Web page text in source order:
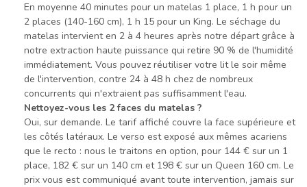
En moyenne 40 minutes pour un matelas 1 place, 1 h pour un
2 places (140-160 cm), 1 h 15 pour un King. Le séchage du
matelas intervient en 2 à 4 heures après notre départ grâce à
notre extraction haute puissance qui retire 90 % de l'humidité
immédiatement. Vous pouvez réutiliser votre lit le soir même
de l'intervention, contre 24 à 48 h chez de nombreux
concurrents qui n'extraient pas suffisamment l'eau.
Nettoyez-vous les 2 faces du matelas ?
Oui, sur demande. Le tarif affiché couvre la face supérieure et
les côtés latéraux. Le verso est exposé aux mêmes acariens
que le recto : nous le traitons en option, pour 144 € sur un 1
place, 182 € sur un 140 cm et 198 € sur un Queen 160 cm. Le
prix vous est communiqué avant toute intervention, jamais sur